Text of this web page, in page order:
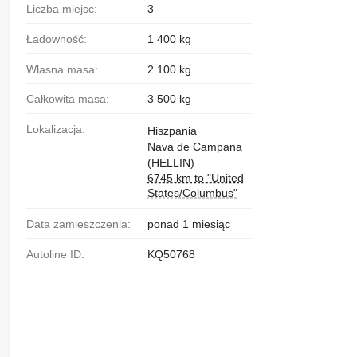
Liczba miejsc: 3
Ładowność: 1 400 kg
Własna masa: 2 100 kg
Całkowita masa: 3 500 kg
Lokalizacja:
Hiszpania
Nava de Campana
(HELLIN)
6745 km to "United
States/Columbus"
Data zamieszczenia: ponad 1 miesiąc
Autoline ID: KQ50768